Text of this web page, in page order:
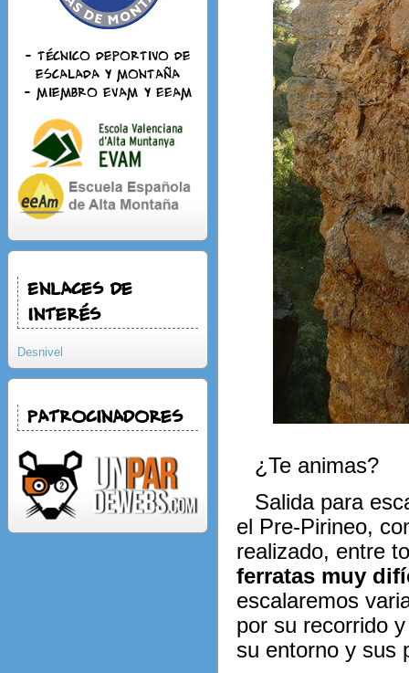
- Técnico deportivo de
escalada y montaña
- Miembro EVAM y EEAM
Enlaces de
Interés
Desnivel
Patrocinadores
¿Te animas?
Salida para
el Pre-Pirineo,
realizado, entre
ferratas muy
escalaremos
por su recorrido
su entorno y sus